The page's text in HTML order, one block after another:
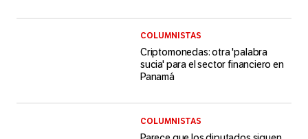
COLUMNISTAS
Criptomonedas: otra 'palabra
sucia' para el sector financiero en
Panamá
COLUMNISTAS